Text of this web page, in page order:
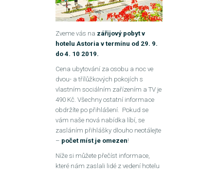
Zveme vás na zářijový pobyt v
hotelu Astoria v termínu od 29. 9.
do 4. 10 2019.
Cena ubytování za osobu a noc ve
dvou- a třílůžkových pokojích s
vlastním sociálním zařízením a TV je
490 Kč. Všechny ostatní informace
obdržíte po přihlášení. Pokud se
vám naše nová nabídka líbí, se
zasláním přihlášky dlouho neotálejte
– počet míst je omezen!
Níže si můžete přečíst informace,
které nám zaslali lidé z vedení hotelu